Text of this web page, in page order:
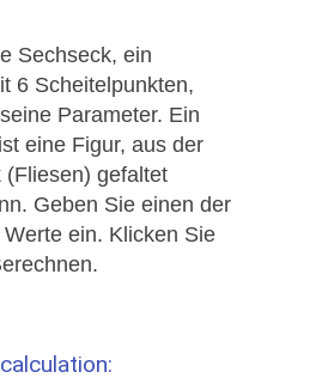
Sechseck, ein
6 Scheitelpunkten,
Parameter. Ein
eine Figur, aus der
(Fliesen) gefaltet
Geben Sie einen der
ein. Klicken Sie